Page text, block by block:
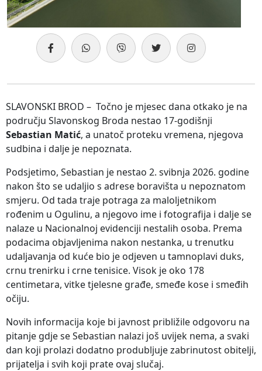
SLAVONSKI BROD – Točno je mjesec dana otkako je na
području Slavonskog Broda nestao 17-godišnji
Sebastian Matić, a unatoč proteku vremena, njegova
sudbina i dalje je nepoznata.
Podsjetimo, Sebastian je nestao 2. svibnja 2026. godine
nakon što se udaljio s adrese boravišta u nepoznatom
smjeru. Od tada traje potraga za maloljetnikom
rođenim u Ogulinu, a njegovo ime i fotografija i dalje se
nalaze u Nacionalnoj evidenciji nestalih osoba. Prema
podacima objavljenima nakon nestanka, u trenutku
udaljavanja od kuće bio je odjeven u tamnoplavi duks,
crnu trenirku i crne tenisice. Visok je oko 178
centimetara, vitke tjelesne građe, smeđe kose i smeđih
očiju.
Novih informacija koje bi javnost približile odgovoru na
pitanje gdje se Sebastian nalazi još uvijek nema, a svaki
dan koji prolazi dodatno produbljuje zabrinutost obitelji,
prijatelja i svih koji prate ovaj slučaj.